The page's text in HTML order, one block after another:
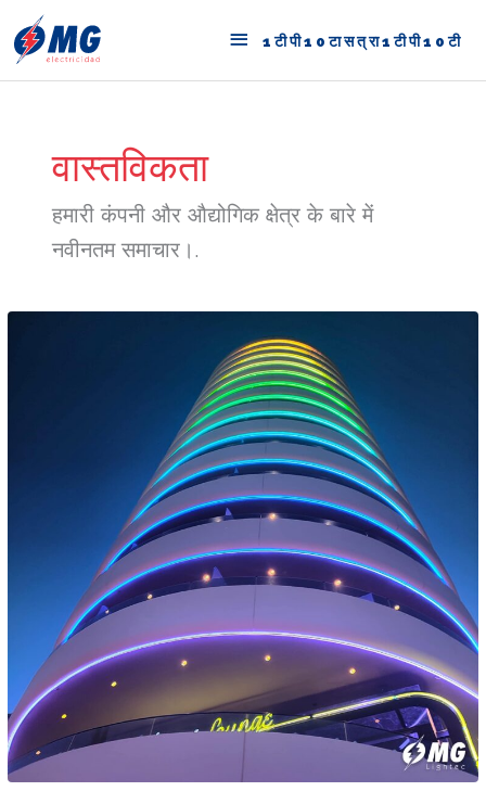
जाएं
1टीपी10टासत्रा1टीपी10टी
वास्तविकता
हमारी कंपनी और औद्योगिक क्षेत्र के बारे में
नवीनतम समाचार।.